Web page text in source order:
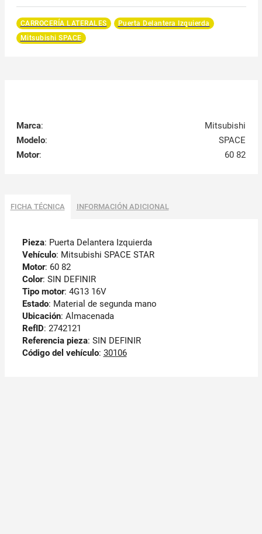
CARROCERÍA LATERALES
Puerta Delantera Izquierda
Mitsubishi SPACE
Marca:
Mitsubishi
Modelo:
SPACE
Motor: 60 82
FICHA TÉCNICA INFORMACIÓN ADICIONAL
Pieza: Puerta Delantera Izquierda
Vehículo: Mitsubishi SPACE STAR
Motor: 60 82
Color: SIN DEFINIR
Tipo motor: 4G13 16V
Estado: Material de segunda mano
Ubicación: Almacenada
RefID: 2742121
Referencia pieza: SIN DEFINIR
Código del vehículo: 30106